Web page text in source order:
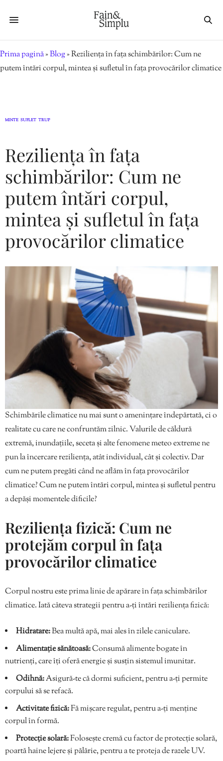
Prima pagină»Blog»Reziliența în fața schimbărilor: Cum ne
putem întări corpul, mintea și sufletul în fața provocărilor climatice
MINTE SUFLET TRUP
Reziliența în fața
schimbărilor: Cum ne
putem întări corpul,
mintea și sufletul în fața
provocărilor climatice
Schimbările climatice nu mai sunt o amenințare îndepărtată, ci o
realitate cu care ne confruntăm zilnic. Valurile de căldură
extremă, inundațiile, seceta și alte fenomene meteo extreme ne
pun la încercare reziliența, atât individual, cât și colectiv. Dar
cum ne putem pregăti când ne aflăm în fața provocărilor
climatice? Cum ne putem întări corpul, mintea și sufletul pentru
a depăși momentele dificile?
Reziliența fizică: Cum ne
protejăm corpul în fața
provocărilor climatice
Corpul nostru este prima linie de apărare în fața schimbărilor
climatice. Iată câteva strategii pentru a-ți întări reziliența fizică:
Hidratare:Bea multă apă, mai ales în zilele caniculare.
Alimentație sănătoasă:Consumă alimente bogate în
nutrienți, care îți oferă energie și susțin sistemul imunitar.
Odihnă:Asigură-te că dormi suficient, pentru a-ți permite
corpului să se refacă.
Activitate fizică:Fă mișcare regulat, pentru a-ți menține
corpul în formă.
Protecție solară:Folosește cremă cu factor de protecție solară,
poartă haine lejere și pălărie, pentru a te proteja de razele UV.